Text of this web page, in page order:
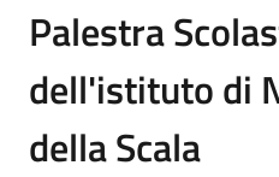
Palestra
dell'istituto di
della Scala